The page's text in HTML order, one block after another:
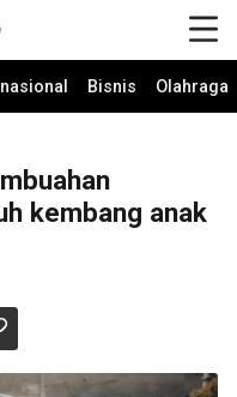
Bisnis Olahraga
kembang anak